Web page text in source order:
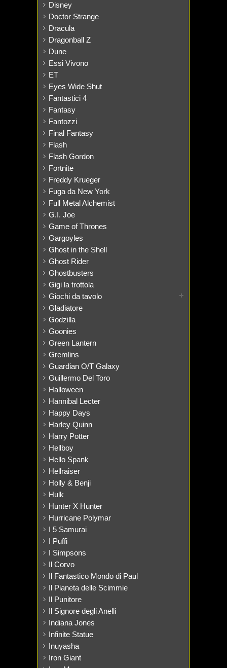
Disney
Doctor Strange
Dracula
Dragonball Z
Dune
Essi Vivono
ET
Eyes Wide Shut
Fantastici 4
Fantasy
Fantozzi
Final Fantasy
Flash
Flash Gordon
Fortnite
Freddy Krueger
Fuga da New York
Full Metal Alchemist
G.I. Joe
Game of Thrones
Gargoyles
Ghost in the Shell
Ghost Rider
Ghostbusters
Gigi la trottola
Giochi da tavolo
Gladiatore
Godzilla
Goonies
Green Lantern
Gremlins
Guardian O/T Galaxy
Guillermo Del Toro
Halloween
Hannibal Lecter
Happy Days
Harley Quinn
Harry Potter
Hellboy
Hello Spank
Hellraiser
Holly & Benji
Hulk
Hunter X Hunter
Hurricane Polymar
I 5 Samurai
I Puffi
I Simpsons
Il Corvo
Il Fantastico Mondo di Paul
Il Pianeta delle Scimmie
Il Punitore
Il Signore degli Anelli
Indiana Jones
Infinite Statue
Inuyasha
Iron Giant